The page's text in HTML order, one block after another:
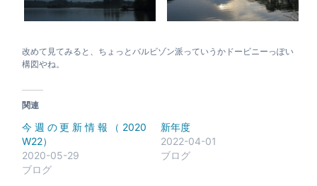
改めて見てみると、ちょっとバルビゾン派っていうかドービニーっぽい
構図やね。
関連
今週の更新情報（2020
W22）
2020-05-29
ブログ
新年度
2022-04-01
ブログ